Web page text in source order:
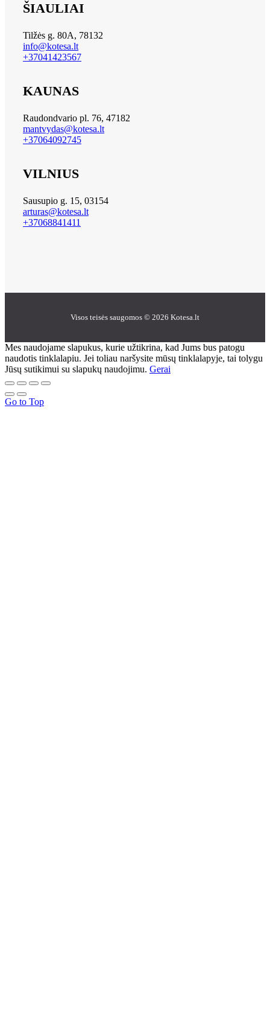
ŠIAULIAI
Tilžės g. 80A, 78132
info@kotesa.lt
+37041423567
KAUNAS
Raudondvario pl. 76, 47182
mantvydas@kotesa.lt
+37064092745
VILNIUS
Sausupio g. 15, 03154
arturas@kotesa.lt
+37068841411
Visos teisės saugomos © 2026 Kotesa.lt
Mes naudojame slapukus, kurie užtikrina, kad Jums bus patogu
naudotis tinklalapiu. Jei toliau naršysite mūsų tinklalapyje, tai tolygu
Jūsų sutikimui su slapukų naudojimu. Gerai
Go to Top